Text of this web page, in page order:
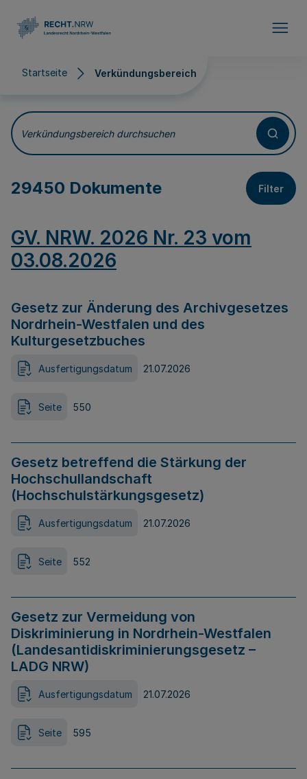
Startseite Verkündungsbereich
Verkündungsbereich
Verkündungsbereich durchsuchen
29450 Dokumente Filter
GV. NRW. 2026 Nr. 23 vom
03.08.2026
Gesetz zur Änderung des Archivgesetzes
Nordrhein-Westfalen und des
Kulturgesetzbuches
Ausfertigungsdatum 21.07.2026
Seite 550
Gesetz betreffend die Stärkung der
Hochschullandschaft
(Hochschulstärkungsgesetz)
Ausfertigungsdatum 21.07.2026
Seite 552
Gesetz zur Vermeidung von
Diskriminierung in Nordrhein-Westfalen
(Landesantidiskriminierungsgesetz –
LADG NRW)
Ausfertigungsdatum 21.07.2026
Seite 595